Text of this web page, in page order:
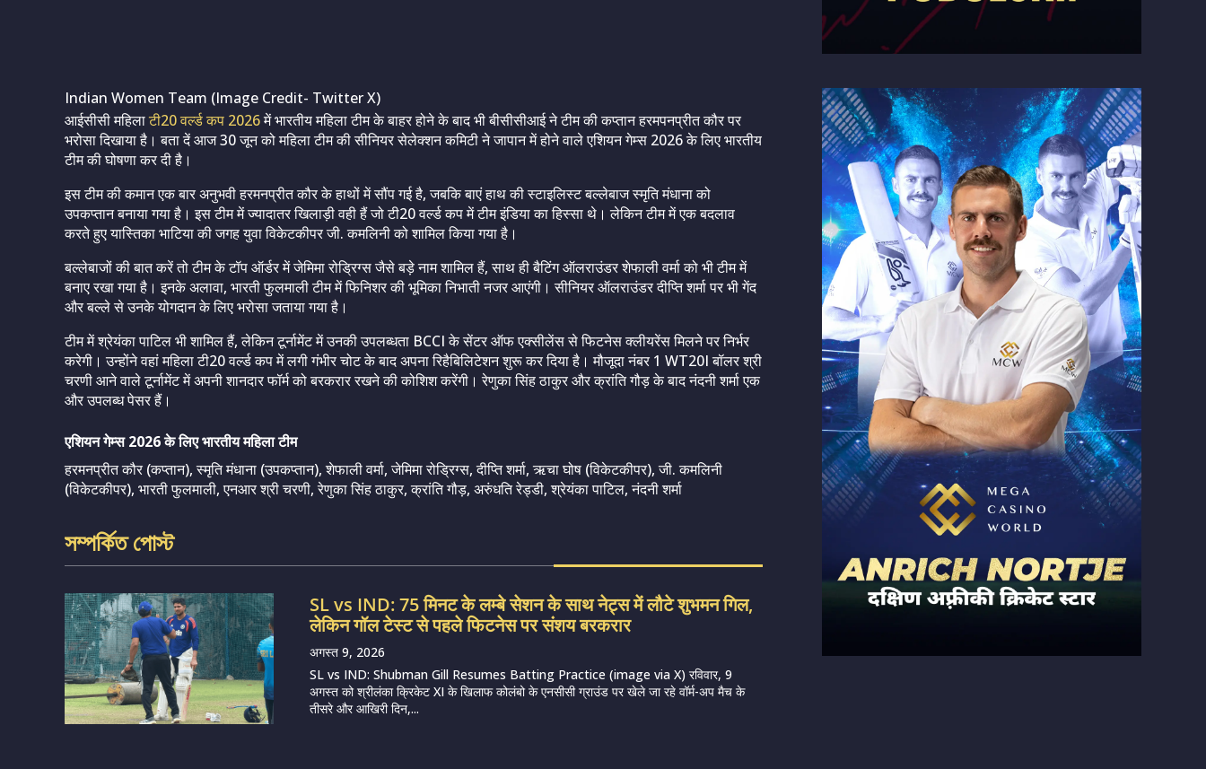
Indian Women Team (Image Credit- Twitter X)
आईसीसी महिलाटी20 वर्ल्ड कप 2026में भारतीय महिला टीम के बाहर होने के बाद भी बीसीसीआई ने टीम की कप्तान हरमपनप्रीत कौर पर
भरोसा दिखाया है। बता दें आज 30 जून को महिला टीम की सीनियर सेलेक्शन कमिटी ने जापान में होने वाले एशियन गेम्स 2026 के लिए भारतीय
टीम की घोषणा कर दी है।
इस टीम की कमान एक बार अनुभवी हरमनप्रीत कौर के हाथों में सौंप गई है, जबकि बाएं हाथ की स्टाइलिस्ट बल्लेबाज स्मृति मंधाना को
उपकप्तान बनाया गया है। इस टीम में ज्यादातर खिलाड़ी वही हैं जो टी20 वर्ल्ड कप में टीम इंडिया का हिस्सा थे। लेकिन टीम में एक बदलाव
करते हुए यास्तिका भाटिया की जगह युवा विकेटकीपर जी. कमलिनी को शामिल किया गया है।
बल्लेबाजों की बात करें तो टीम के टॉप ऑर्डर में जेमिमा रोड्रिग्स जैसे बड़े नाम शामिल हैं, साथ ही बैटिंग ऑलराउंडर शेफाली वर्मा को भी टीम में
बनाए रखा गया है। इनके अलावा, भारती फुलमाली टीम में फिनिशर की भूमिका निभाती नजर आएंगी। सीनियर ऑलराउंडर दीप्ति शर्मा पर भी गेंद
और बल्ले से उनके योगदान के लिए भरोसा जताया गया है।
टीम में श्रेयंका पाटिल भी शामिल हैं, लेकिन टूर्नामेंट में उनकी उपलब्धता BCCI के सेंटर ऑफ एक्सीलेंस से फिटनेस क्लीयरेंस मिलने पर निर्भर
करेगी। उन्होंने वहां महिला टी20 वर्ल्ड कप में लगी गंभीर चोट के बाद अपना रिहैबिलिटेशन शुरू कर दिया है। मौजूदा नंबर 1 WT20I बॉलर श्री
चरणी आने वाले टूर्नामेंट में अपनी शानदार फॉर्म को बरकरार रखने की कोशिश करेंगी। रेणुका सिंह ठाकुर और क्रांति गौड़ के बाद नंदनी शर्मा एक
और उपलब्ध पेसर हैं।
एशियन गेम्स 2026 के लिए भारतीय महिला टीम
हरमनप्रीत कौर (कप्तान), स्मृति मंधाना (उपकप्तान), शेफाली वर्मा, जेमिमा रोड्रिग्स, दीप्ति शर्मा, ऋचा घोष (विकेटकीपर), जी. कमलिनी
(विकेटकीपर), भारती फुलमाली, एनआर श्री चरणी, रेणुका सिंह ठाकुर, क्रांति गौड़, अरुंधति रेड्डी, श्रेयंका पाटिल, नंदनी शर्मा
সম্পর্কিত পোস্ট
SL vs IND: 75 मिनट के लम्बे सेशन के साथ नेट्स में लौटे शुभमन गिल,
लेकिन गॉल टेस्ट से पहले फिटनेस पर संशय बरकरार
अगस्त 9, 2026
SL vs IND: Shubman Gill Resumes Batting Practice (image via X) रविवार, 9
अगस्त को श्रीलंका क्रिकेट XI के खिलाफ कोलंबो के एनसीसी ग्राउंड पर खेले जा रहे वॉर्म-अप मैच के
तीसरे और आखिरी दिन,...